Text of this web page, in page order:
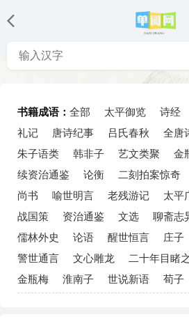
书籍成语： 全部 太平御览 诗经
礼记
唐诗纪事 吕氏春秋 全唐
朱子语类
韩非子 艺文类聚
金
续资治通鉴
论衡 二刻拍案惊奇
尚书
喻世明言 老残游记 太平
战国策
资治通鉴 文选 聊斋志
儒林外史
论语 醒世恒言 庄子
警世通言
文心雕龙 二十年目睹
金瓶梅
淮南子 世说新语 荀子